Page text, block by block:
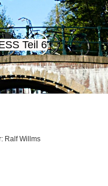
Teil 6
Ralf Willms